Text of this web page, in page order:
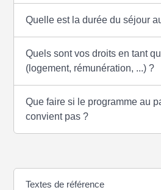
Quelle est la durée du séjour
Quels sont vos droits en tant
(logement, rémunération, ...) ?
Que faire si le programme au
convient pas ?
Textes de référence